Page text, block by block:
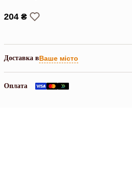
204 ₴
Доставка вВаше місто
Оплата